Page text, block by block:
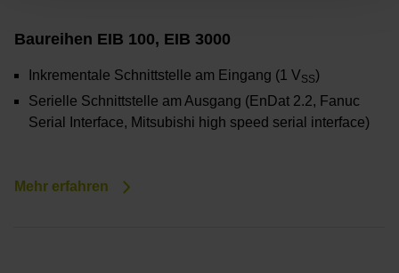
Baureihen EIB 100, EIB 3000
Inkrementale Schnittstelle am Eingang (1 VSS)
Serielle Schnittstelle am Ausgang (EnDat 2.2, Fanuc
Serial Interface, Mitsubishi high speed serial interface)
Mehr erfahren